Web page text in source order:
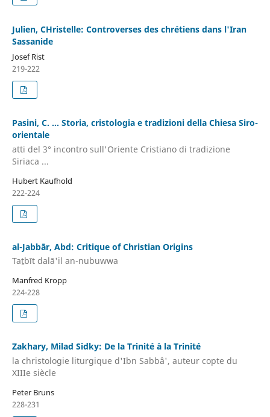
Julien, CHristelle: Controverses des chrétiens dans l'Iran
Sassanide
Josef Rist
219-222
Pasini, C. ... Storia, cristologia e tradizioni della Chiesa Siro-
orientale
atti del 3° incontro sull'Oriente Cristiano di tradizione
Siriaca ...
Hubert Kaufhold
222-224
al-Jabbār, Abd: Critique of Christian Origins
Taṯbīt dalā'il an-nubuwwa
Manfred Kropp
224-228
Zakhary, Milad Sidky: De la Trinité à la Trinité
la christologie liturgique d'Ibn Sabbâ', auteur copte du
XIIIe siècle
Peter Bruns
228-231